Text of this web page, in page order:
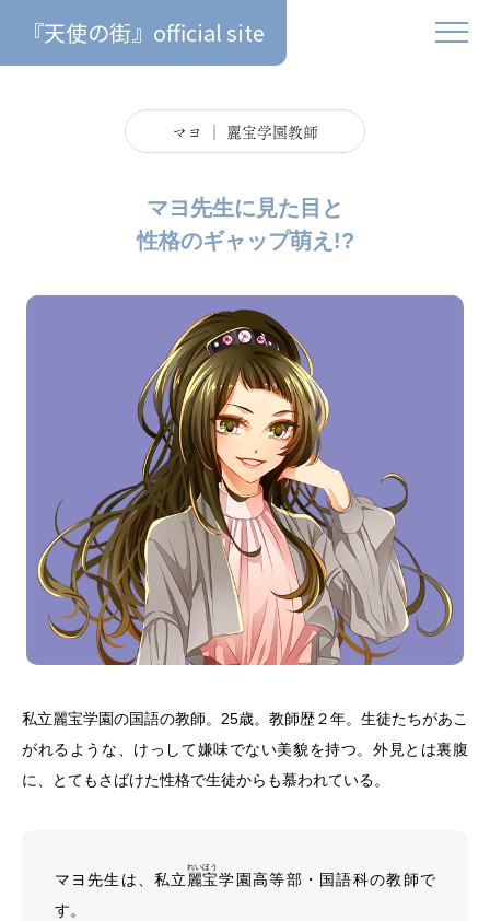
『天使の街』official site
マヨ │ 麗宝学園教師
マヨ先生に見た目と
性格のギャップ萌え!?
私立麗宝学園の国語の教師。25歳。教師歴２年。生徒たちがあこ
がれるような、けっして嫌味でない美貌を持つ。外見とは裏腹
に、とてもさばけた性格で生徒からも慕われている。
マヨ先生は、私立麗
れい
宝
ほう
学園高等部・国語科の教師で
す。